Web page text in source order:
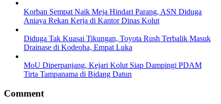
Korban Sempat Naik Meja Hindari Parang, ASN Diduga
Aniaya Rekan Kerja di Kantor Dinas Kolut
Diduga Tak Kuasai Tikungan, Toyota Rush Terbalik Masuk
Drainase di Kodeoha, Empat Luka
MoU Diperpanjang, Kejari Kolut Siap Dampingi PDAM
Tirta Tampanama di Bidang Datun
Comment